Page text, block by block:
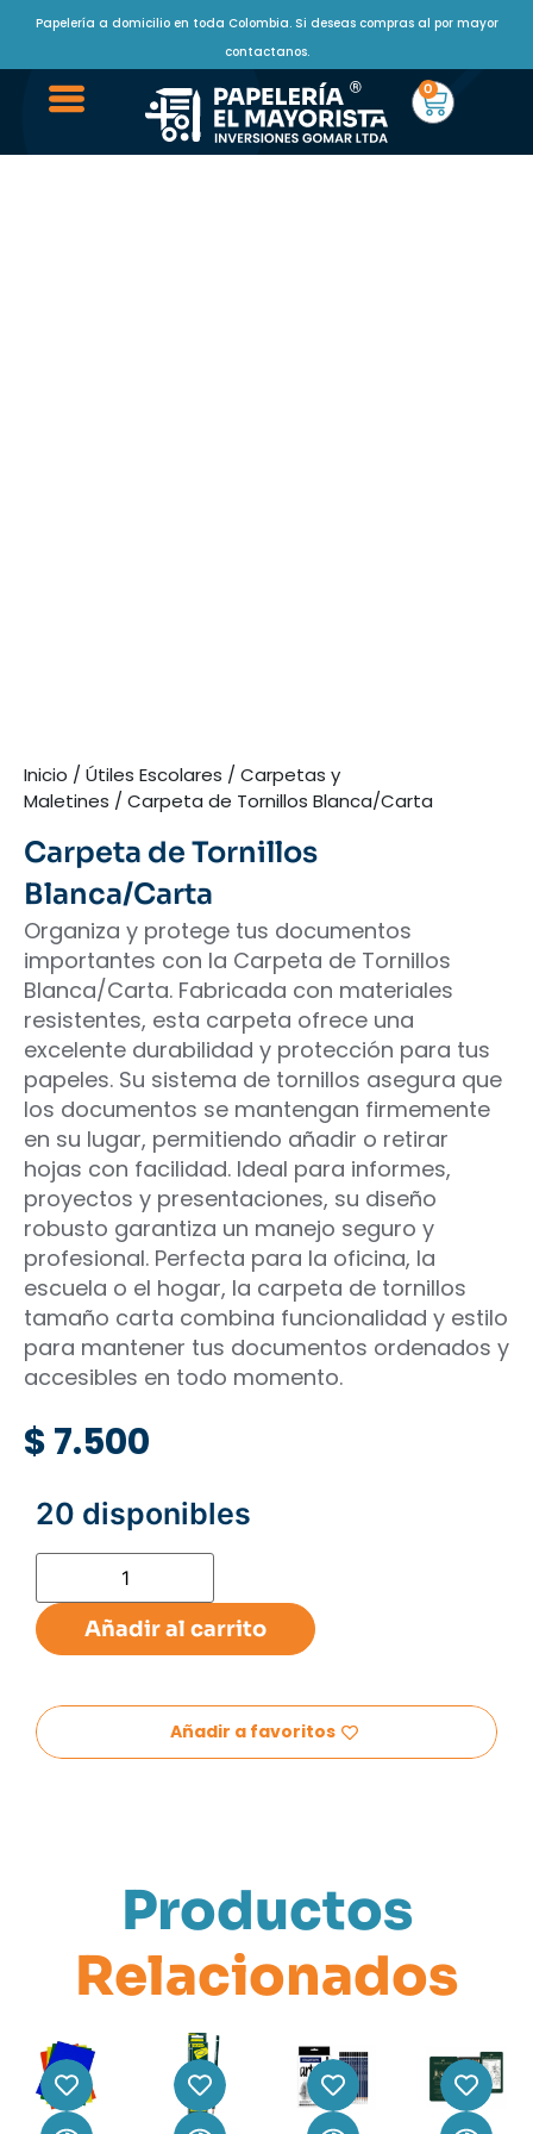
Papelería a domicilio en toda Colombia. Si deseas compras al por mayor
contactanos.
0
Inicio / Útiles Escolares / Carpetas y
Maletines / Carpeta de Tornillos Blanca/Carta
Carpeta de Tornillos
Blanca/Carta
Organiza y protege tus documentos
importantes con la Carpeta de Tornillos
Blanca/Carta. Fabricada con materiales
resistentes, esta carpeta ofrece una
excelente durabilidad y protección para tus
papeles. Su sistema de tornillos asegura que
los documentos se mantengan firmemente
en su lugar, permitiendo añadir o retirar
hojas con facilidad. Ideal para informes,
proyectos y presentaciones, su diseño
robusto garantiza un manejo seguro y
profesional. Perfecta para la oficina, la
escuela o el hogar, la carpeta de tornillos
tamaño carta combina funcionalidad y estilo
para mantener tus documentos ordenados y
accesibles en todo momento.
$7.500
20 disponibles
Añadir al carrito
Añadir a favoritos
Productos
Relacionados